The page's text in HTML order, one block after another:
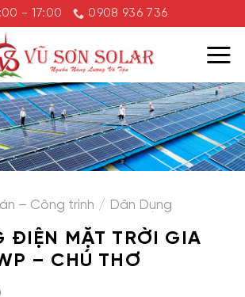
- 17:00 0908 936 736
– Công trình / Dân Dụng
ĐIỆN MẶT TRỜI GIA
– CHÚ THƠ